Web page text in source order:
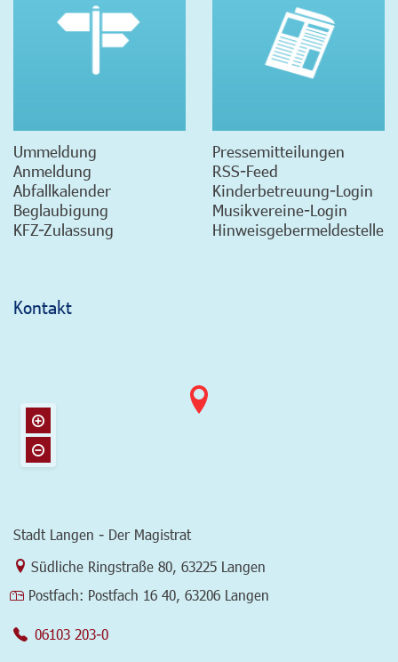
Ummeldung
Anmeldung
Abfallkalender
Beglaubigung
KFZ-Zulassung
Pressemitteilungen
RSS-Feed
Kinderbetreuung-Login
Musikvereine-Login
Hinweisgebermeldestelle
Kontakt
Stadt Langen - Der Magistrat
Link zur Google-Maps Navigation
Südliche Ringstraße 80 63225 Langen
Postfach: Postfach 16 40, 63206 Langen
06103 203-0